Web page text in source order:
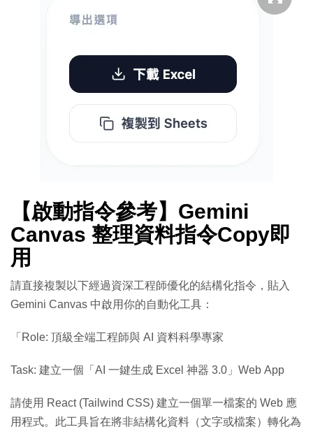
【啟動指令參考】Gemini
Canvas 整理資料指令Copy即
用
請直接複製以下經過資深工程師優化的結構化指令，貼入
Gemini Canvas 中啟用你的自動化工具：
「Role: 頂級全端工程師與 AI 資料科學專家
Task: 建立一個「AI 一鍵生成 Excel 神器 3.0」Web App
請使用 React (Tailwind CSS) 建立一個單一檔案的 Web 應
用程式。此工具旨在將非結構化資料（文字或檔案）轉化為